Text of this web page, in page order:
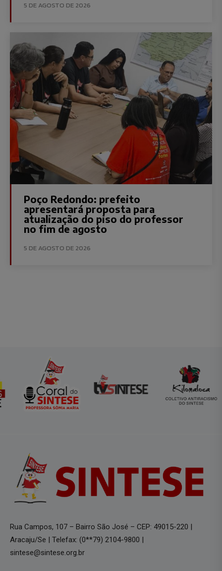
5 DE AGOSTO DE 2026
Poço Redondo: prefeito
apresentará proposta para
atualização do piso do professor
no fim de agosto
5 DE AGOSTO DE 2026
Rua Campos, 107 – Bairro São José – CEP: 49015-220 |
Aracaju/Se | Telefax: (0**79) 2104-9800 |
sintese@sintese.org.br